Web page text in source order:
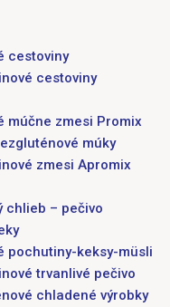
cestoviny
cestoviny
múčne zmesi Promix
múky
zmesi Apromix
chlieb – pečivo
pochutiny-keksy-müsli
trvanlivé pečivo
chladené výrobky